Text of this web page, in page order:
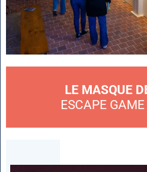
LE MASQUE
ESCAPE